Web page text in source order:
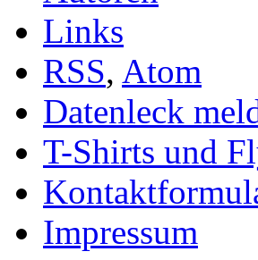
Links
RSS, Atom
Datenleck
T-Shirts und
Impressum